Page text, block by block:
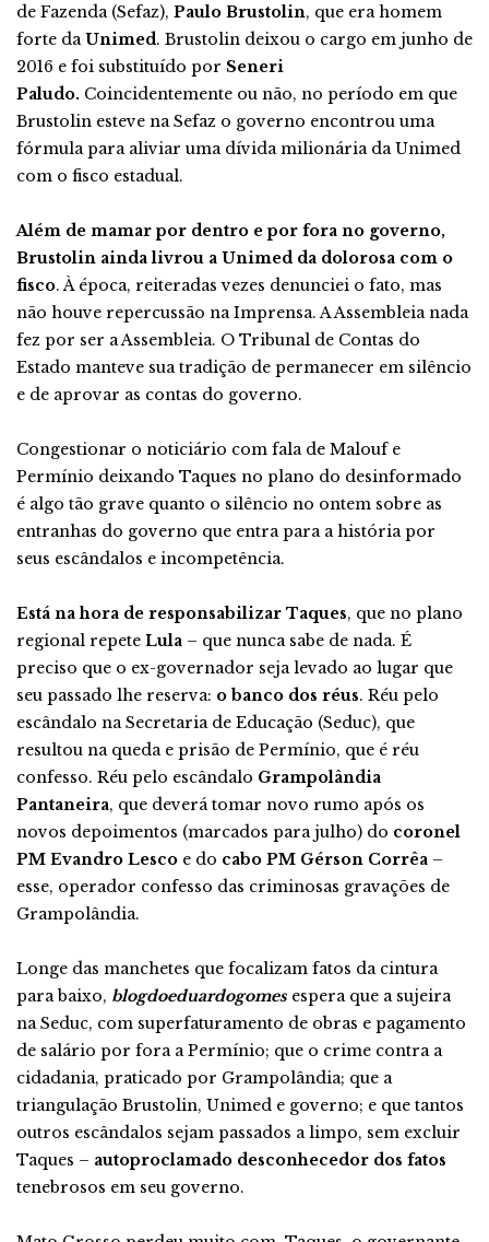
de Fazenda (Sefaz), Paulo Brustolin, que era homem
forte daUnimed. Brustolin deixou o cargo em junho de
2016 e foi substituído por Seneri
Paludo. Coincidentemente ou não, no período em que
Brustolin esteve na Sefaz o governo encontrou uma
fórmula para aliviar uma dívida milionária da Unimed
com o fisco estadual.
Além de mamar por dentro e por fora no governo,
Brustolin ainda livrou a Unimed da dolorosa com o
fisco. À época, reiteradas vezes denunciei o fato, mas
não houve repercussão na Imprensa. A Assembleia nada
fez por ser a Assembleia. O Tribunal de Contas do
Estado manteve sua tradição de permanecer em silêncio
e de aprovar as contas do governo.
Congestionar o noticiário com fala de Malouf e
Permínio deixando Taques no plano do desinformado
é algo tão grave quanto o silêncio no ontem sobre as
entranhas do governo que entra para a história por
seus escândalos e incompetência.
Está na hora de responsabilizar Taques, que no plano
regional repete Lula – que nunca sabe de nada. É
preciso que o ex-governador seja levado ao lugar que
seu passado lhe reserva: o banco dos réus. Réu pelo
escândalo na Secretaria de Educação (Seduc), que
resultou na queda e prisão de Permínio, que é réu
confesso. Réu pelo escândalo Grampolândia
Pantaneira, que deverá tomar novo rumo após os
novos depoimentos (marcados para julho) do coronel
PM Evandro Lesco e do cabo PM Gérson Corrêa –
esse, operador confesso das criminosas gravações de
Grampolândia.
Longe das manchetes que focalizam fatos da cintura
para baixo, blogdoeduardogomes espera que a sujeira
na Seduc, com superfaturamento de obras e pagamento
de salário por fora a Permínio; que o crime contra a
cidadania, praticado por Grampolândia; que a
triangulação Brustolin, Unimed e governo; e que tantos
outros escândalos sejam passados a limpo, sem excluir
Taques – autoproclamado desconhecedor dos fatos
tenebrosos em seu governo.